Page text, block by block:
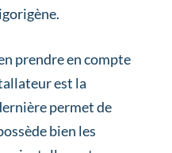
prendre en compte
est la
permet de
bien les